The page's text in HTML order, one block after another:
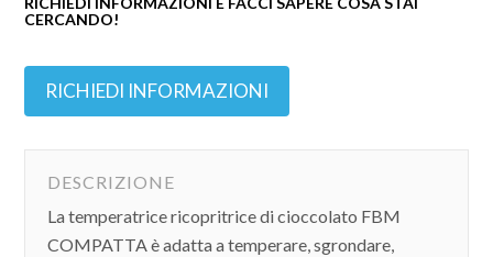
CERCANDO!
RICHIEDI INFORMAZIONI
DESCRIZIONE
La temperatrice ricopritrice di cioccolato FBM
COMPATTA è adatta a temperare, sgrondare,